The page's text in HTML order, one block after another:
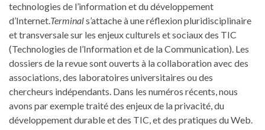
technologies de l’information et du développement
d’Internet.Terminals’attache à une réflexion pluridisciplinaire
et transversale sur les enjeux culturels et sociaux des TIC
(Technologies de l’Information et de la Communication). Les
dossiers de la revue sont ouverts à la collaboration avec des
associations, des laboratoires universitaires ou des
chercheurs indépendants. Dans les numéros récents, nous
avons par exemple traité des enjeux de la privacité, du
développement durable et des TIC, et des pratiques du Web.